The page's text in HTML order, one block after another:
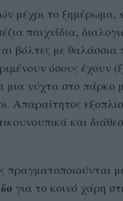
μέχρι το ξημέρωμα,
παιχνίδια,
βόλτες με θαλάσσια
όσους έχουν
μια νύχτα στο πάρκο
Απαραίτητος
και
πραγματοποιούνται
για το κοινό χάρη